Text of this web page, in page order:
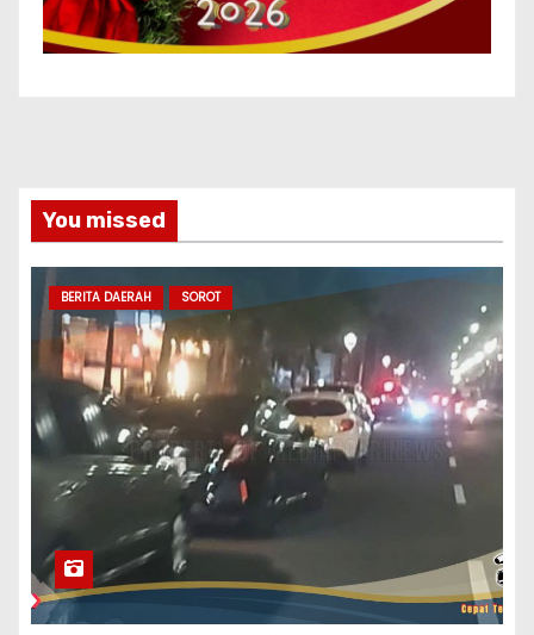
You missed
BERITA DAERAH SOROT